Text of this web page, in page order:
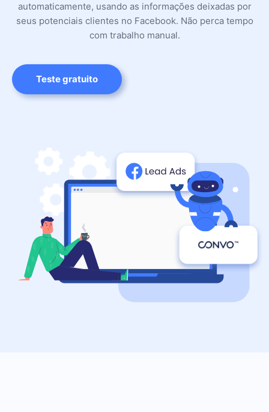
automaticamente, usando as informações deixadas por
seus potenciais clientes no Facebook. Não perca tempo
com trabalho manual.
Teste gratuito